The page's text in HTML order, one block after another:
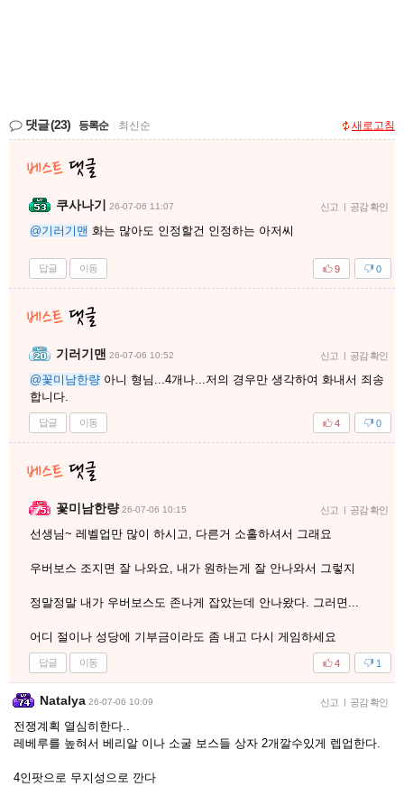
댓글(23) 등록순 최신순 새로고침
쿠사나기 26-07-06 11:07 신고 | 공감 확인
@기러기맨 화는 많아도 인정할건 인정하는 아저씨
답글 이동 0
9
기러기맨 26-07-06 10:52 신고 | 공감 확인
@꽃미남한량 아니 형님...4개나...저의 경우만 생각하여 화내서 죄송
합니다.
답글 이동 0
4
꽃미남한량 26-07-06 10:15 신고 | 공감 확인
선생님~ 레벨업만 많이 하시고, 다른거 소홀하셔서 그래요
우버보스 조지면 잘 나와요, 내가 원하는게 잘 안나와서 그렇지
정말정말 내가 우버보스도 존나게 잡았는데 안나왔다. 그러면...
어디 절이나 성당에 기부금이라도 좀 내고 다시 게임하세요
답글 이동 1
4
Natalya 26-07-06 10:09 신고 | 공감 확인
전쟁계획 열심히한다..
레베루를 높혀서 베리알 이나 소굴 보스들 상자 2개깔수있게 렙업한다.
4인팟으로 무지성으로 깐다